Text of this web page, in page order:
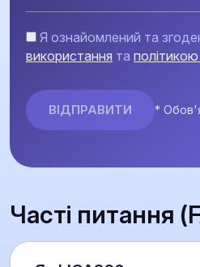
Я ознайомлений та
використання та політикою
*
Часті питання